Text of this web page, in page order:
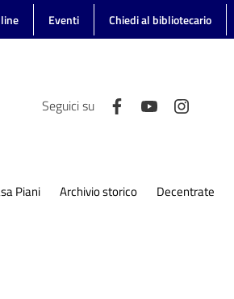
Eventi Chiedi al bibliotecario
Seguici su
Piani Archivio storico Decentrate